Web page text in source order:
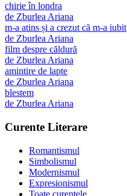
chirie în londra
de Zburlea Ariana
m-a atins și a crezut că m-a iubit
de Zburlea Ariana
film despre căldură
de Zburlea Ariana
amintire de lapte
de Zburlea Ariana
blestem
de Zburlea Ariana
Curente Literare
Romantismul
Simbolismul
Modernismul
Expresionismul
Toate curentele